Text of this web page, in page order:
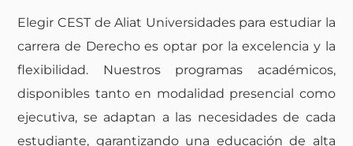
Elegir CEST de Aliat Universidades para estudiar la
carrera de Derecho es optar por la excelencia y la
flexibilidad. Nuestros programas académicos,
disponibles tanto en modalidad presencial como
ejecutiva, se adaptan a las necesidades de cada
estudiante, garantizando una educación de alta